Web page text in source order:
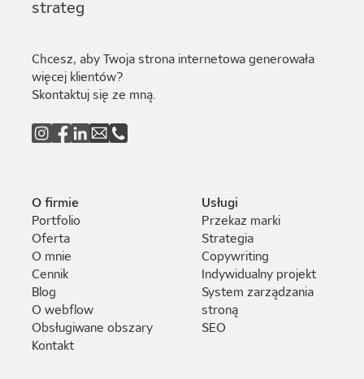
strateg
Chcesz, aby Twoja strona internetowa generowała
więcej klientów?
Skontaktuj się ze mną.
O firmie
Portfolio
Oferta
O mnie
Cennik
Blog
O webflow
Obsługiwane obszary
Kontakt
Usługi
Przekaz marki
Strategia
Copywriting
Indywidualny projekt
System zarządzania
stroną
SEO